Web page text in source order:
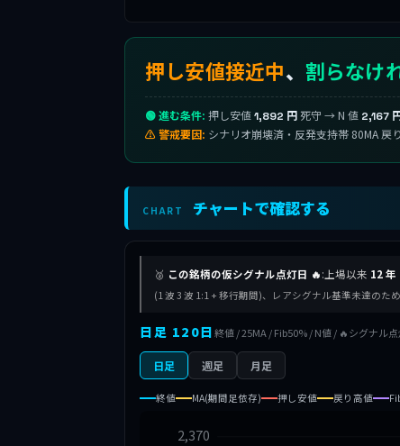
押し安値接近中、 割らなけ
🟢 進む条件: 押し安値1,892 円 死守 → N 値 2,167 円
⚠ 警戒要因: シナリオ崩壊済・反発支持帯 80MA 戻り
CHART チャートで確認する
🥈 この銘柄の仮シグナル点灯日 🔥:上場以来 12 年
(1 波 3 波 1:1 + 移行期間)、レアシグナル基準未達のため
日足 120日終値 / 25MA / Fib50% / N値 / 🔥シグナル点
日足 週足 月足
終値 MA(期間足依存) 押し安値 戻り高値
2,370